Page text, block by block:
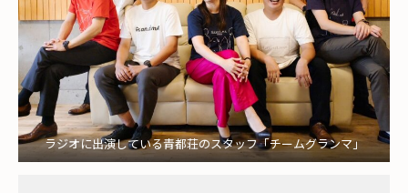
ラジオに出演している青都荘のスタッフ「チームグランマ」